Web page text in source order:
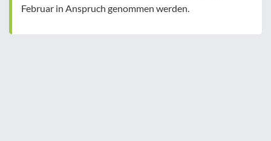
Februar in Anspruch genommen werden.